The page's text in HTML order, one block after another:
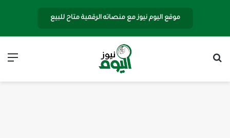
موقع اليوم نيوز مع منصاته الرقمية متاح للبيع